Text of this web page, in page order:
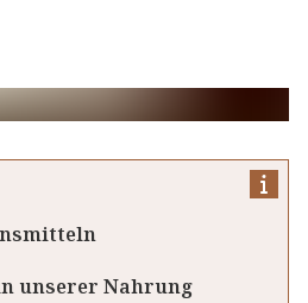
unserer Nahrung